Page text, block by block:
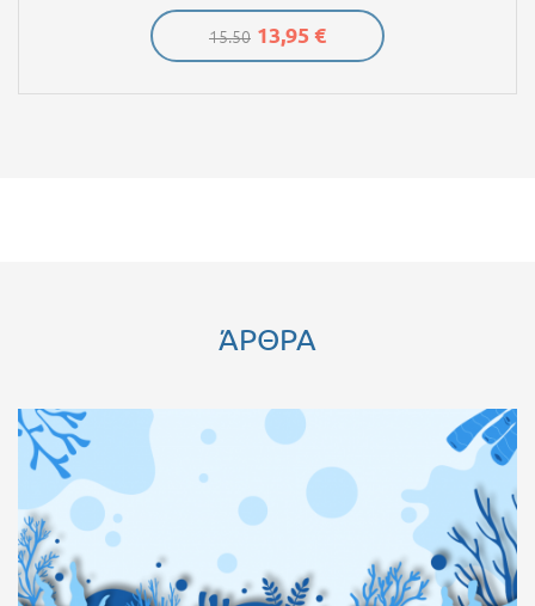
15.50 13,95 €
ΆΡΘΡΑ